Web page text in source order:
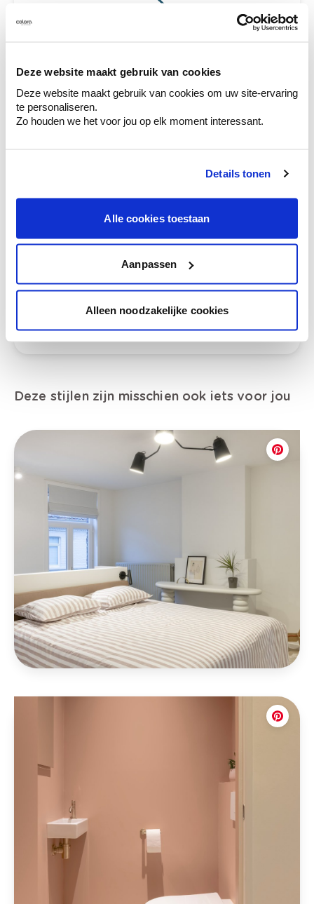
Deze website maakt gebruik van cookies
Deze website maakt gebruik van cookies om uw site-ervaring
te personaliseren.
Zo houden we het voor jou op elk moment interessant.
Details tonen
Alle cookies toestaan
Aanpassen
Alleen noodzakelijke cookies
Krijg kleuradvies op basis van de lichtinval
en je meubels.
Krijg ineens een technologische check-up
Bekijk je kleur in de winkel
kleurenselectie.
Bekijk er de bijhorende tinten om je kleur
te verfijnen.
Krijg persoonlijk advies om kleuren te
Deze stijlen zijn misschien ook iets voor jou